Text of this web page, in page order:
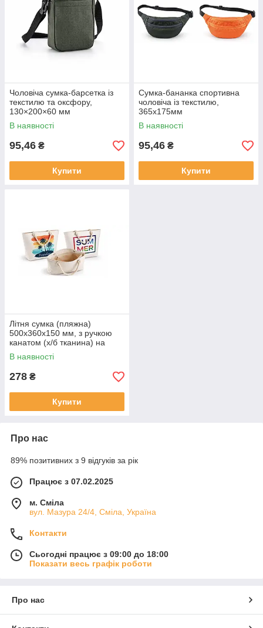
Чоловіча сумка-барсетка із
текстилю та оксфору,
130×200×60 мм
В наявності
95,46 ₴
Купити
Сумка-бананка спортивна
чоловіча із текстилю,
365х175мм
В наявності
95,46 ₴
Купити
Літня сумка (пляжна)
500х360х150 мм, з ручкою
канатом (х/б тканина) на
блискавці з внутрішньою
кишенею, принт у
В наявності
278 ₴
Купити
Про нас
89% позитивних з 9 відгуків за рік
Працює з 07.02.2025
м. Сміла
вул. Мазура 24/4, Сміла, Україна
Контакти
Сьогодні працює з 09:00 до 18:00
Показати весь графік роботи
Про нас